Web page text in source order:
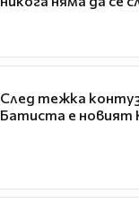
След тежка
Батиста е новият